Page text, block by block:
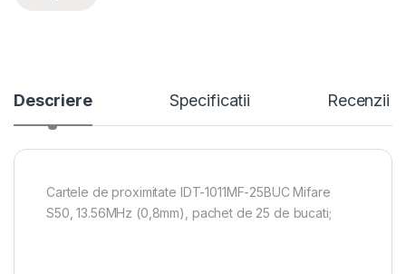
Descriere Specificatii Recenzii
Cartele de proximitate IDT-1011MF-25BUC Mifare
S50, 13.56MHz (0,8mm), pachet de 25 de bucati;